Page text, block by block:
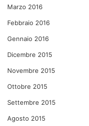
Marzo 2016
Febbraio 2016
Gennaio 2016
Dicembre 2015
Novembre 2015
Ottobre 2015
Settembre 2015
Agosto 2015